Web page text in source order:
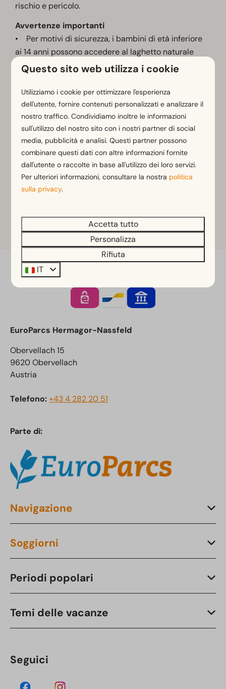
rischio e pericolo.
Avvertenze importanti
• Per motivi di sicurezza, i bambini di età inferiore
ai 14 anni possono accedere al laghetto naturale
solo se accompagnati e sotto la supervisione di un
• Presso il laghetto naturale non è presente alcun
bagnino. I genitori o gli accompagnatori sono
responsabili della sorveglianza dei propri bambini.
• Per le prenotazioni effettuate con la ACSI-Card,
l’ingresso all’intero AlpinSPA (piscina coperta,
piscina all’aperto, sauna e laghetto naturale) non è
incluso nel pacchetto di servizi.
gli orari di aperturaqui.
Paga in sicurezza
EuroParcs Hermagor-Nassfeld
Obervellach 15
9620 Obervellach
Austria
Telefono:+43 4 282 20 51
Parte di:
Navigazione
Soggiorni
Periodi popolari
Temi delle vacanze
Seguici
Questo sito web utilizza i cookie
Utilizziamo i cookie per ottimizzare l'esperienza
dell'utente, fornire contenuti personalizzati e analizzare il
nostro traffico. Condividiamo inoltre le informazioni
sull'utilizzo del nostro sito con i nostri partner di social
media, pubblicità e analisi. Questi partner possono
combinare questi dati con altre informazioni fornite
dall'utente o raccolte in base all'utilizzo dei loro servizi.
Per ulteriori informazioni, consultare la nostra politica
sulla privacy.
Accetta tutto
Personalizza
Rifiuta
IT